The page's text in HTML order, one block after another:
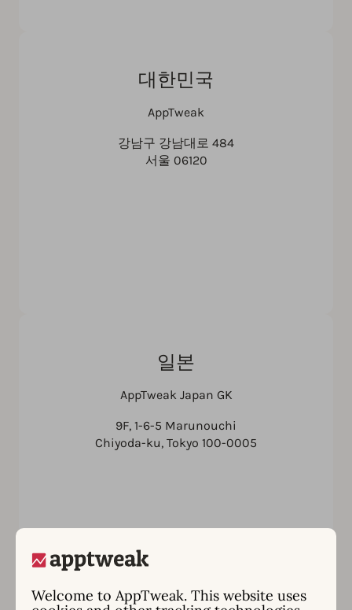
Welcome to AppTweak. This website uses
대한민국
AppTweak
강남구 강남대로 484
서울 06120
일본
AppTweak Japan GK
9F, 1-6-5 Marunouchi
Chiyoda-ku, Tokyo 100-0005